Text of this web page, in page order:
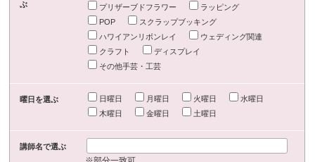
ぶ
プリザーブドフラワー
ラッピング
POP
スクラップブッキング
ハワイアンリボンレイ
ウェディング関連
クラフト
ディスプレイ
その他手芸・工芸
曜日を選ぶ 日曜日 月曜日 火曜日
水曜日
木曜日
金曜日 土曜日
講師名で選ぶ